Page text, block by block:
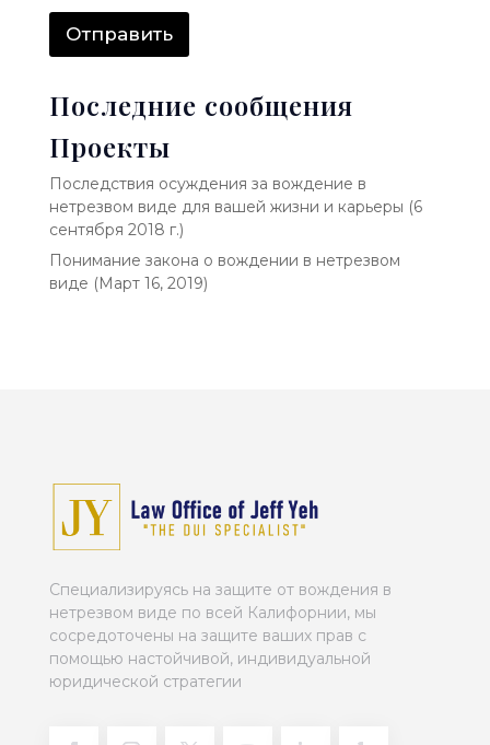
п
ч
а
*
и
Отправить
Последние сообщения
Проекты
Последствия осуждения за вождение в
нетрезвом виде для вашей жизни и карьеры (6
сентября 2018 г.)
Понимание закона о вождении в нетрезвом
виде (Март 16, 2019)
Специализируясь на защите от вождения в
нетрезвом виде по всей Калифорнии, мы
сосредоточены на защите ваших прав с
помощью настойчивой, индивидуальной
юридической стратегии